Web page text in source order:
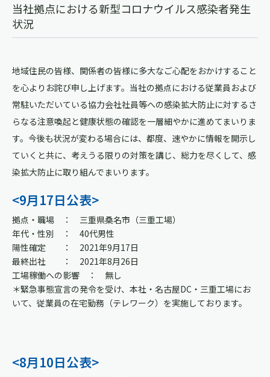
当社拠点における新型コロナウイルス感染者発生
状況
地域住民の皆様、関係者の皆様に多大なご心配をおかけすること
を心よりお詫び申し上げます。当社の拠点における従業員および
常駐いただいている協力会社社員等への感染拡大防止に対するさ
らなる注意喚起と健康状態の確認を一層細やかに進めてまいりま
す。今後も状況が変わる場合には、都度、速やかに情報を開示し
ていくと共に、考えうる限りの対策を講じ、総力を尽くして、感
染拡大防止に取り組んでまいります。
<9月17日公表>
拠点・職場 ： 三重県桑名市（三重工場）
年代・性別 ： 40代男性
陽性確定 ： 2021年9月17日
最終出社 ： 2021年8月26日
工場稼働への影響 ： 無し
＊緊急事態宣言の発令を受け、本社・名古屋DC・三重工場にお
いて、従業員の在宅勤務（テレワーク）を実施しております。
<8月10日公表>